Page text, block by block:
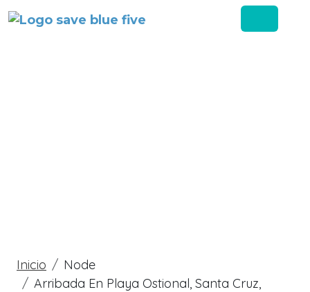
Skip to main content
Breadcrumb
Inicio
Node
Arribada En Playa Ostional, Santa Cruz,